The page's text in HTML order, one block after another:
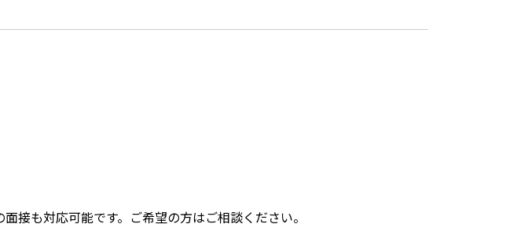
も対応可能です。ご希望の方はご相談ください。